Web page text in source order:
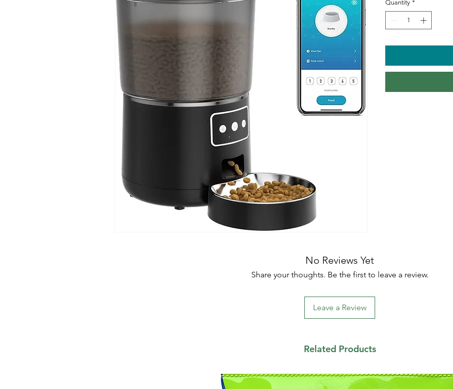
Quantity *
No Reviews Yet
Share your thoughts. Be the first to leave a review.
Leave a Review
Related Products